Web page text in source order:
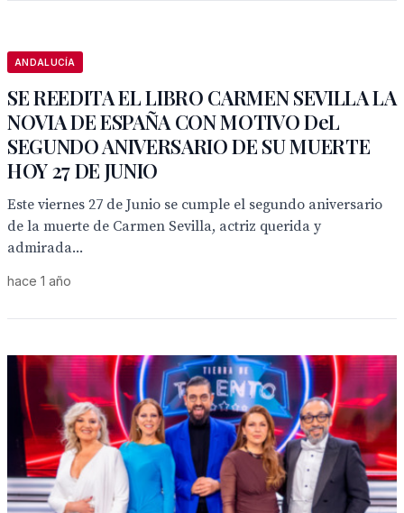
ANDALUCÍA
SE REEDITA EL LIBRO CARMEN SEVILLA LA
NOVIA DE ESPAÑA CON MOTIVO DeL
SEGUNDO ANIVERSARIO DE SU MUERTE
HOY 27 DE JUNIO
Este viernes 27 de Junio se cumple el segundo aniversario
de la muerte de Carmen Sevilla, actriz querida y
admirada...
hace 1 año